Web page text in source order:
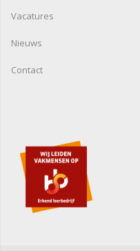
Vacatures
Nieuws
Contact